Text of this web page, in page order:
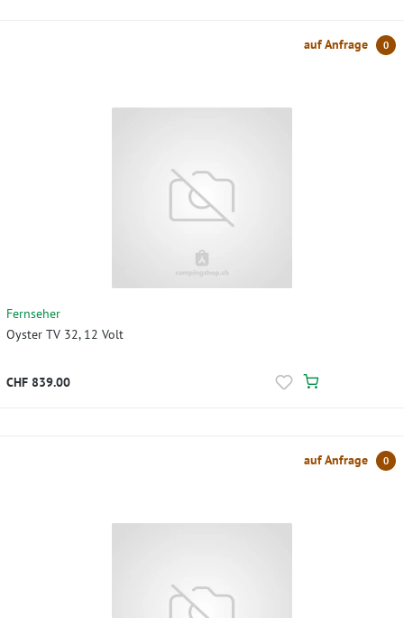
auf Anfrage 0
Fernseher
Oyster TV 32, 12 Volt
CHF 839.00
auf Anfrage 0